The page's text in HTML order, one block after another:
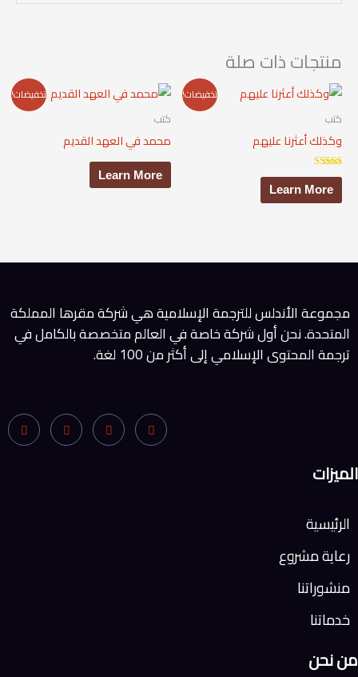
منتجات ذات صلة
تخفيضات!
كتب
وكذلك أعثرنا عليهم
تم التقييم
5.00
من 5Learn More
تخفيضات!
كتب
محمد في العهد القديم
Learn More
مجموعة الأندلس للترجمة الإسلامية هي شركة مقرها المملكة
المتحدة. نحن أول شركة خاصة في العالم متخصصة بالكامل في
ترجمة المحتوى الإسلامي إلى أكثر من 100 لغة.
الميزات
الرئيسية
رعاية مشروع
منشوراتنا
خدماتنا
من نحن